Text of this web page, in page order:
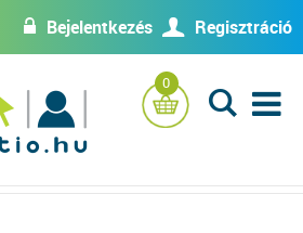
w Bejelentkezés U Regisztráció
0
L